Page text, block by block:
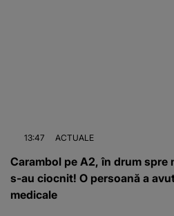
13:47 ACTUALE
Carambol pe A2, în drum spre
s-au ciocnit! O persoană a
medicale